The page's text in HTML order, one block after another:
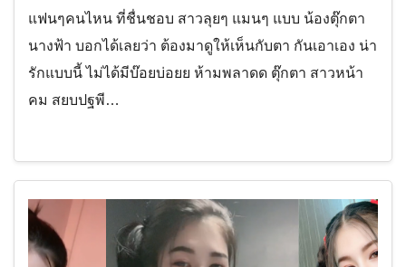
แฟนๆคนไหน ที่ชื่นชอบ สาวลุยๆ แมนๆ แบบ น้องตุ๊กตา
นางฟ้า บอกได้เลยว่า ต้องมาดูให้เห็นกับตา กันเอาเอง น่า
รักแบบนี้ ไม่ได้มีบ๊อยบ่อยย ห้ามพลาดด ตุ๊กตา สาวหน้า
คม สยบปฐพี…